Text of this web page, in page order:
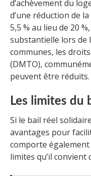
d’achèvement du
d’une réduction de
5,5 % au lieu de 20
substantielle lors de
communes, les
(DMTO),
peuvent être réduits.
Les limites du
Si le bail réel
avantages pour
comporte
limites qu’il